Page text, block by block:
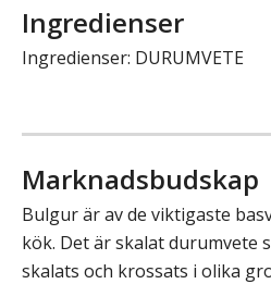
Ingredienser
Ingredienser: DURUMVETE
Marknadsbudskap
Bulgur är av de viktigaste
kök. Det är skalat durumvete
skalats och krossats i olika